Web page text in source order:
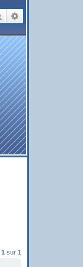
Rechercher
1 sur 1